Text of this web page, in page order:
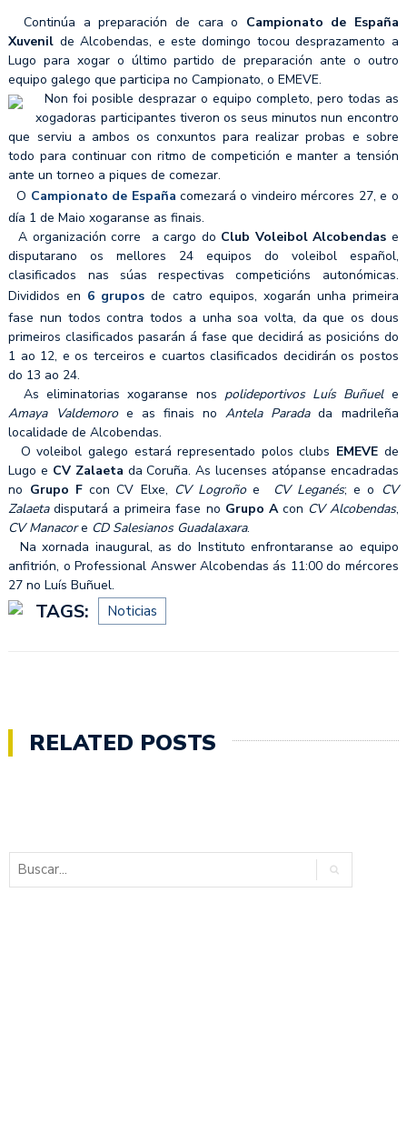
Continúa a preparación de cara o Campionato de España
Xuvenil de Alcobendas, e este domingo tocou desprazamento a
Lugo para xogar o último partido de preparación ante o outro
equipo galego que participa no Campionato, o EMEVE.
Non foi posible desprazar o equipo completo, pero todas as
xogadoras participantes tiveron os seus minutos nun encontro
que serviu a ambos os conxuntos para realizar probas e sobre
todo para continuar con ritmo de competición e manter a tensión
ante un torneo a piques de comezar.
O Campionato de España comezará o vindeiro mércores 27, e o
día 1 de Maio xogaranse as finais.
A organización corre a cargo do Club Voleibol Alcobendas e
disputarano os mellores 24 equipos do voleibol español,
clasificados nas súas respectivas competicións autonómicas.
Divididos en 6 grupos de catro equipos, xogarán unha primeira
fase nun todos contra todos a unha soa volta, da que os dous
primeiros clasificados pasarán á fase que decidirá as posicións do
1 ao 12, e os terceiros e cuartos clasificados decidirán os postos
do 13 ao 24.
As eliminatorias xogaranse nos polideportivos Luís Buñuele
Amaya Valdemoroe as finais noAntela Paradada madrileña
localidade de Alcobendas.
O voleibol galego estará representado polos clubs EMEVE de
Lugo e CV Zalaeta da Coruña. As lucenses atópanse encadradas
no Grupo Fcon CV Elxe, CV Logroñoe CV Leganés; e o CV
Zalaetadisputará a primeira fase no Grupo A con CV Alcobendas,
CV Manacore CD Salesianos Guadalaxara.
Na xornada inaugural, as do Instituto enfrontaranse ao equipo
anfitrión, o Professional Answer Alcobendas ás 11:00 do mércores
27 no Luís Buñuel.
TAGS: Noticias
RELATED POSTS